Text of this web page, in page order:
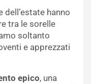
hanno
tra le sorelle
soltanto
e apprezzati
epico, una